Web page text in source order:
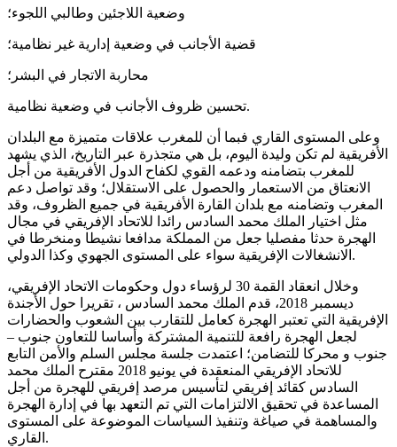
وضعية اللاجئين وطالبي اللجوء؛
قضية الأجانب في وضعية إدارية غير نظامية؛
محاربة الاتجار في البشر؛
تحسين ظروف الأجانب في وضعية نظامية.
وعلى المستوى القاري فبما أن للمغرب علاقات متميزة مع البلدان
الأفريقية لم تكن وليدة اليوم، بل هي متجذرة عبر التاريخ، الذي يشهد
للمغرب بتضامنه ودعمه القوي لكفاح الدول الأفريقية من أجل
الانعتاق من الاستعمار والحصول على الاستقلال؛ وقد تواصل دعم
المغرب وتضامنه مع بلدان القارة الأفريقية في جميع الظروف، وقد
مثل اختيار الملك محمد السادس رائدا للاتحاد الإفريقي في مجال
الهجرة حدثا مفصليا جعل من المملكة مدافعا نشيطا ومنخرطا في
الانشغالات الإفريقية سواء على المستوى الجهوي وكذا الدولي.
وخلال انعقاد القمة 30 لرؤساء دول وحكومات الاتحاد الإفريقي،
ديسمبر 2018، قدم الملك محمد السادس ، تقريرا حول الأجندة
الإفريقية التي تعتبر الهجرة كعامل للتقارب بين الشعوب والحضارات
لجعل الهجرة رافعة للتنمية المشتركة وأساسا للتعاون جنوب –
جنوب و محركا للتضامن؛ اعتمدت جلسة مجلس السلم والأمن التابع
للاتحاد الإفريقي المنعقدة في يونيو 2018 مقترح الملك محمد
السادس كقائد إفريقي لتأسيس مرصد إفريقي للهجرة من أجل
المساعدة في تحقيق الالتزامات التي تم التعهد بها في إدارة الهجرة
والمساهمة في صياغة وتنفيذ السياسات الموضوعة على المستوى
القاري.